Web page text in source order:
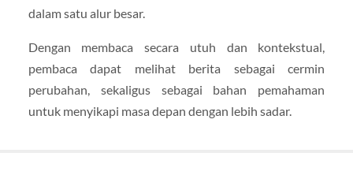
dalam satu alur besar.
Dengan membaca secara utuh dan kontekstual,
pembaca dapat melihat berita sebagai cermin
perubahan, sekaligus sebagai bahan pemahaman
untuk menyikapi masa depan dengan lebih sadar.